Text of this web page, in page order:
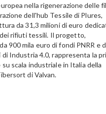
nella rigenerazione delle
dell'hub Tessile di Plures,
da 31,3 milioni di euro
rifiuti tessili. Il progetto,
900 mila euro di fondi PNRR e
di Industria 4.0, rappresenta la
su scala industriale in Italia della
di Valvan.